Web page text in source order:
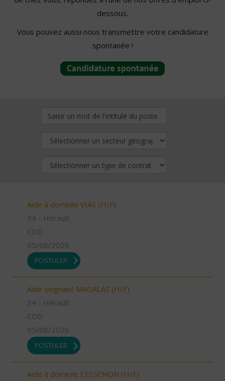
dessous.
Vous pouvez aussi nous transmettre votre candidature
spontanée !
Aide à domicile VIAS (H/F)
34 - Hérault
CDD
05/08/2026
POSTULER
Aide soignant MAGALAS (H/F)
34 - Hérault
CDD
05/08/2026
POSTULER
Aide à domicile CESSENON (H/F)